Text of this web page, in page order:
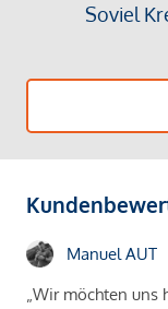
Soviel
Manuel AUT
„Wir möchten